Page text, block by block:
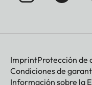
ImprintProtección de
Condiciones de
Información sobre la